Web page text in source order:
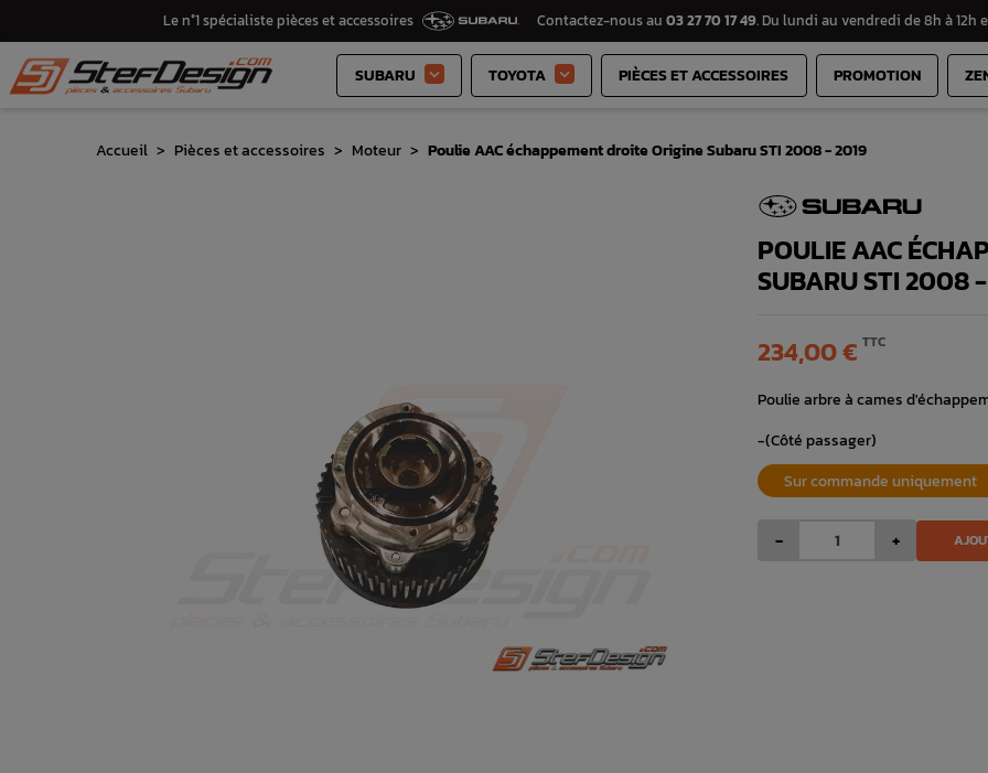
Le n°1 spécialiste pièces et accessoires Contactez-nous au 03 27 70 17 49. Du lundi au vendredi de 8h à 12h
SUBARU  TOYOTA  PIÈCES ET ACCESSOIRES PROMOTION
Accueil Pièces et accessoires Moteur Poulie AAC échappement droite Origine Subaru STI 2008 - 2019
POULIE AAC
SUBARU STI 2008
234,00 € TTC
Poulie arbre à cames
-(Côté passager)
Sur commande uniquement
- +